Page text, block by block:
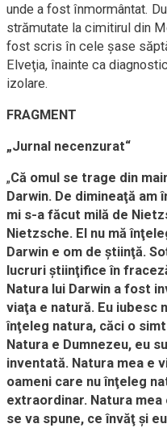
unde a fost înmormântat.
strămutate la cimitirul din
fost scris în cele şase
Elveţia, înainte ca
izolare.
FRAGMENT
„Jurnal necenzurat“
„Că omul se trage din
Darwin. De dimineaţă
mi s-a făcut milă de
Nietzsche. El nu mă
Darwin e om de ştiinţă.
lucruri ştiinţifice în
Natura lui Darwin a fost
viaţa e natură. Eu iubesc
înţeleg natura, căci o
Natura e Dumnezeu, eu
inventată. Natura mea e
oameni care nu înţeleg
extraordinar. Natura
se va spune, ce învăţ şi